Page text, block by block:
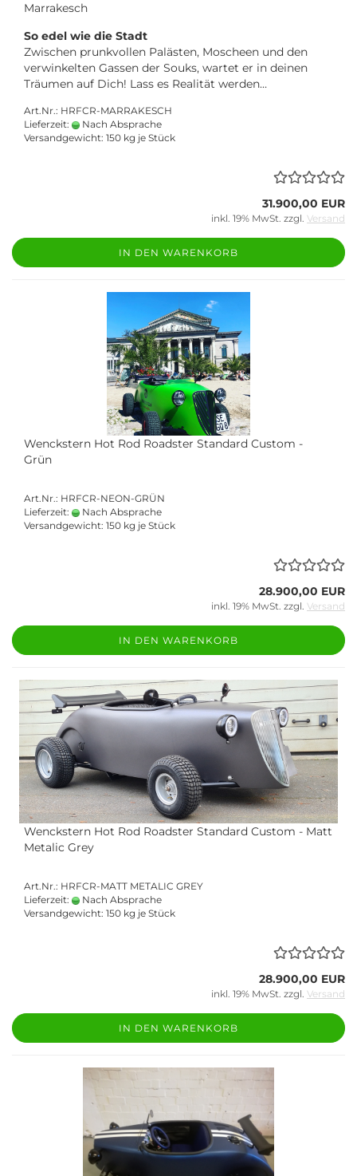
Marrakesch
So edel wie die Stadt
Zwischen prunkvollen Palästen, Moscheen und den
verwinkelten Gassen der Souks, wartet er in deinen
Träumen auf Dich! Lass es Realität werden…
Art.Nr.: HRFCR-MARRAKESCH
Lieferzeit:
Nach Absprache
Versandgewicht: 150 kg je Stück
31.900,00 EUR
inkl. 19% MwSt. zzgl. Versand
IN DEN WARENKORB
Wenckstern Hot Rod Roadster Standard Custom -
Grün
Art.Nr.: HRFCR-NEON-GRÜN
Lieferzeit:
Nach Absprache
Versandgewicht: 150 kg je Stück
28.900,00 EUR
inkl. 19% MwSt. zzgl. Versand
IN DEN WARENKORB
Wenckstern Hot Rod Roadster Standard Custom - Matt
Metalic Grey
Art.Nr.: HRFCR-MATT METALIC GREY
Lieferzeit:
Nach Absprache
Versandgewicht: 150 kg je Stück
28.900,00 EUR
inkl. 19% MwSt. zzgl. Versand
IN DEN WARENKORB